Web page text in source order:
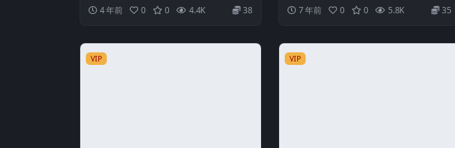
名称」：轻兰映画 HAN...
4 年前 0 0 4.4K 38
名称」：轻兰映画 Gr...
7 年前 0 0 5.8K 35
VIP VIP